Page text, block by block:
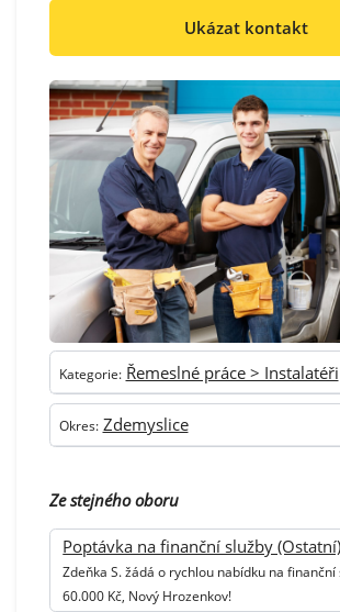
Ukázat kontakt
Kategorie: Řemeslné práce > Instalatéři
Okres: Zdemyslice
Ze stejného oboru
Poptávka na finanční služby
Zdeňka S. žádá o rychlou nabídku na finanční
60.000 Kč, Nový Hrozenkov!